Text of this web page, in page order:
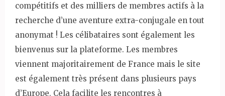
compétitifs et des milliers de membres actifs à la
recherche d’une aventure extra-conjugale en tout
anonymat ! Les célibataires sont également les
bienvenus sur la plateforme. Les membres
viennent majoritairement de France mais le site
est également très présent dans plusieurs pays
d’Europe. Cela facilite les rencontres à